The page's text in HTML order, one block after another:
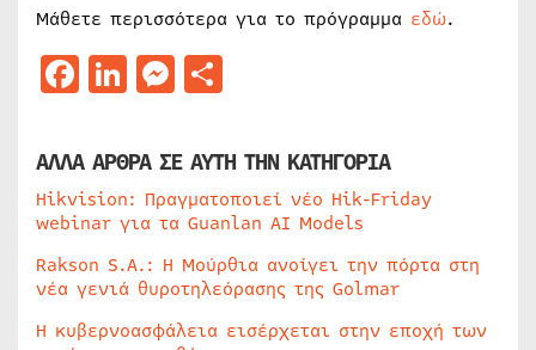
Μάθετε περισσότερα για το πρόγραμμα εδώ.
Facebook
LinkedIn
Messenger
ΑΛΛΑ ΑΡΘΡΑ ΣΕ ΑΥΤΗ ΤΗΝ ΚΑΤΗΓΟΡΙΑ
Hikvision: Πραγματοποιεί νέο Hik-Friday
webinar για τα Guanlan AI Models
Rakson S.A.: Η Μούρθια ανοίγει την πόρτα στη
νέα γενιά θυροτηλεόρασης της Golmar
Η κυβερνοασφάλεια εισέρχεται στην εποχή των